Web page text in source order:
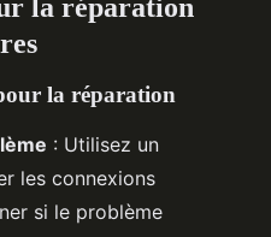
la réparation
la réparation
: Utilisez un
les connexions
si le problème